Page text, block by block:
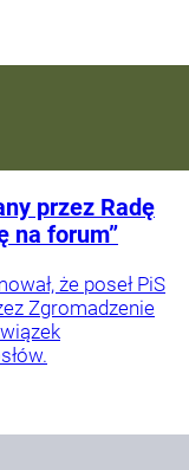
przez Radę
na forum”
że poseł PiS
Zgromadzenie